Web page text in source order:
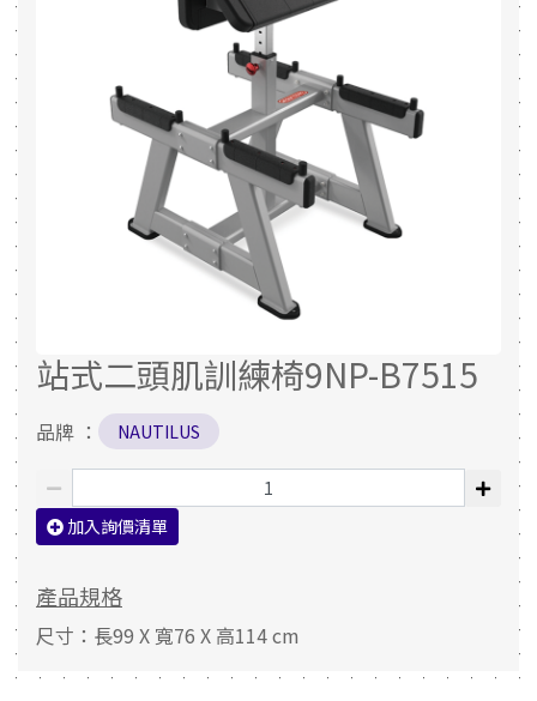
站式二頭肌訓練椅9NP-B7515
品牌 ： NAUTILUS
加入詢價清單
產品規格
尺寸：長99 X 寬76 X 高114 cm